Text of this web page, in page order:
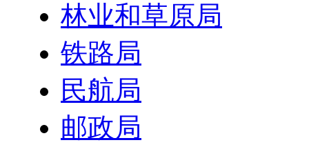
林业和草原局
铁路局
民航局
邮政局